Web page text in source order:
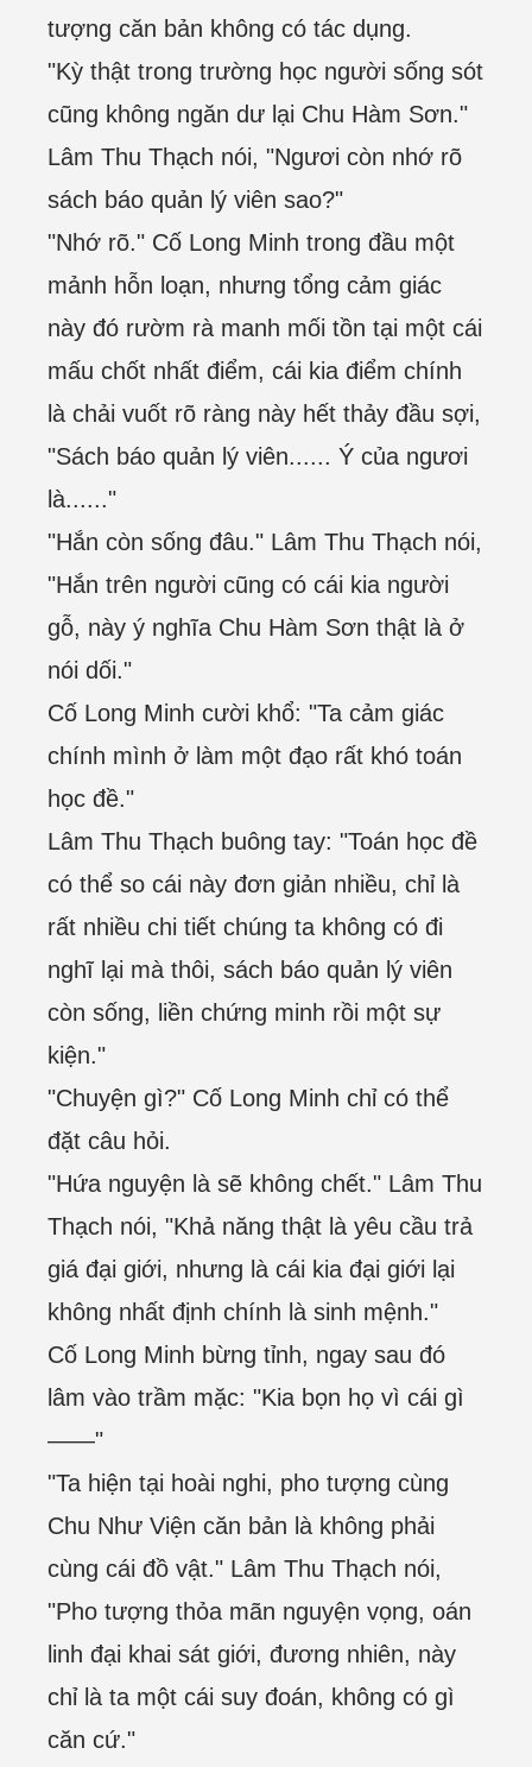
tượng căn bản không có tác dụng.
"Kỳ thật trong trường học người sống sót
cũng không ngăn dư lại Chu Hàm Sơn."
Lâm Thu Thạch nói, "Ngươi còn nhớ rõ
sách báo quản lý viên sao?"
"Nhớ rõ." Cố Long Minh trong đầu một
mảnh hỗn loạn, nhưng tổng cảm giác
này đó rườm rà manh mối tồn tại một cái
mấu chốt nhất điểm, cái kia điểm chính
là chải vuốt rõ ràng này hết thảy đầu sợi,
"Sách báo quản lý viên...... Ý của ngươi
là......"
"Hắn còn sống đâu." Lâm Thu Thạch nói,
"Hắn trên người cũng có cái kia người
gỗ, này ý nghĩa Chu Hàm Sơn thật là ở
nói dối."
Cố Long Minh cười khổ: "Ta cảm giác
chính mình ở làm một đạo rất khó toán
học đề."
Lâm Thu Thạch buông tay: "Toán học đề
có thể so cái này đơn giản nhiều, chỉ là
rất nhiều chi tiết chúng ta không có đi
nghĩ lại mà thôi, sách báo quản lý viên
còn sống, liền chứng minh rồi một sự
kiện."
"Chuyện gì?" Cố Long Minh chỉ có thể
đặt câu hỏi.
"Hứa nguyện là sẽ không chết." Lâm Thu
Thạch nói, "Khả năng thật là yêu cầu trả
giá đại giới, nhưng là cái kia đại giới lại
không nhất định chính là sinh mệnh."
Cố Long Minh bừng tỉnh, ngay sau đó
lâm vào trầm mặc: "Kia bọn họ vì cái gì
——"
"Ta hiện tại hoài nghi, pho tượng cùng
Chu Như Viện căn bản là không phải
cùng cái đồ vật." Lâm Thu Thạch nói,
"Pho tượng thỏa mãn nguyện vọng, oán
linh đại khai sát giới, đương nhiên, này
chỉ là ta một cái suy đoán, không có gì
căn cứ."